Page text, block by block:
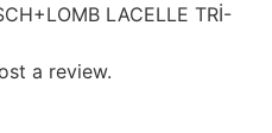
LACELLE TRİ-
a review.